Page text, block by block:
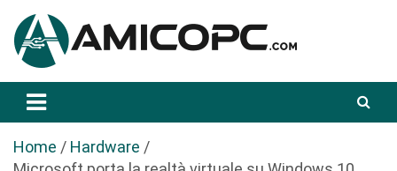
a
Amicopc.com
Home
Hardware